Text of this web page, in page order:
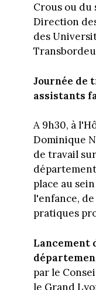
Crous ou du
Direction
des
Journée de
assistants
A 9h30, à
Dominique
de travail
place au
l'enfance,
pratiques
Lancement
par le
le Grand